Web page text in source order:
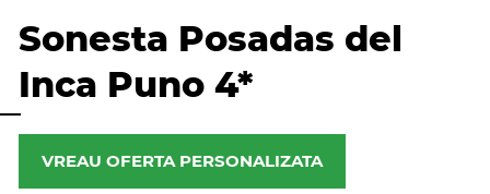
Sonesta Posadas del
Inca Puno 4*
VREAU OFERTA PERSONALIZATA